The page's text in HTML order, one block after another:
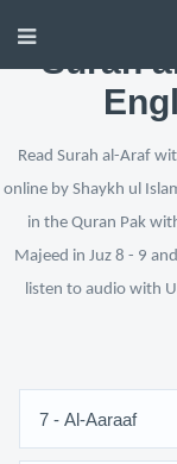
Surah
Read Surah al-Araf
online by Shaykh ul
in the Quran Pak
Majeed in Juz 8 - 9
listen to audio with